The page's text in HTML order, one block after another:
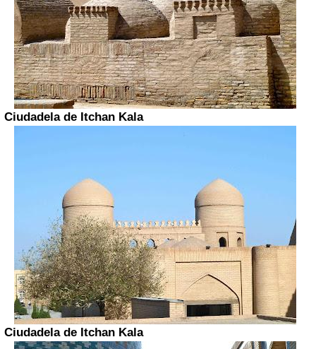
Ciudadela de Itchan Kala
Ciudadela de Itchan Kala